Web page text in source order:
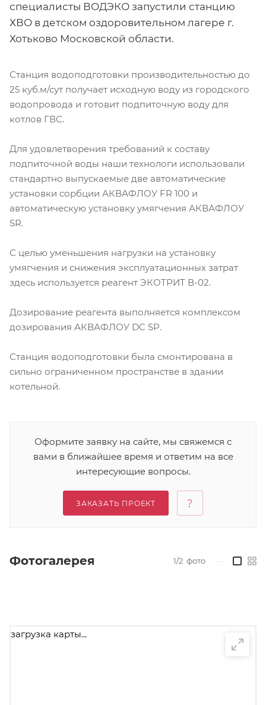
специалисты ВОДЭКО запустили станцию
ХВО в детском оздоровительном лагере г.
Хотьково Московской области.
Станция водоподготовки производительностью до
25 куб.м/сут получает исходную воду из городского
водопровода и готовит подпиточную воду для
котлов ГВС.
Для удовлетворения требований к составу
подпиточной воды наши технологи использовали
стандартно выпускаемые две автоматические
установки сорбции АКВАФЛОУ FR 100 и
автоматическую установку умягчения АКВАФЛОУ
SR.
С целью уменьшения нагрузки на установку
умягчения и снижения эксплуатационных затрат
здесь используется реагент ЭКОТРИТ В-02.
Дозирование реагента выполняется комплексом
дозирования АКВАФЛОУ DC SP.
Станция водоподготовки была смонтирована в
сильно ограниченном пространстве в здании
котельной.
Оформите заявку на сайте, мы свяжемся с
вами в ближайшее время и ответим на все
интересующие вопросы.
ЗАКАЗАТЬ ПРОЕКТ
Фотогалерея 1/2 фото
загрузка карты...